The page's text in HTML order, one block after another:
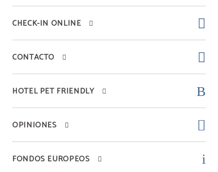
CHECK-IN ONLINE
CONTACTO
HOTEL PET FRIENDLY
OPINIONES
FONDOS EUROPEOS